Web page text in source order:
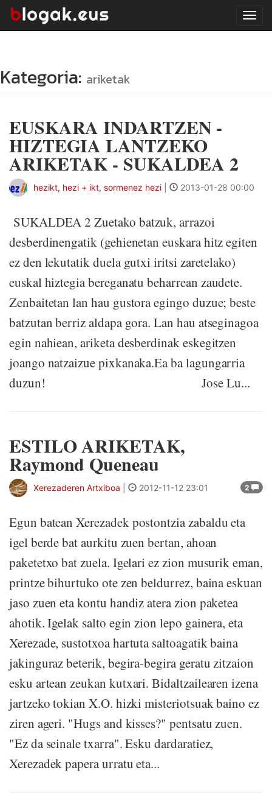
Kategoria: ariketak
EUSKARA INDARTZEN -
HIZTEGIA LANTZEKO
ARIKETAK - SUKALDEA 2
hezikt, hezi + ikt, sormenez hezi 2013-01-28 00:00
SUKALDEA 2 Zuetako batzuk, arrazoi
desberdinengatik (gehienetan euskara hitz egiten
ez den lekutatik duela gutxi iritsi zaretelako)
euskal hiztegia bereganatu beharrean zaudete.
Zenbaitetan lan hau gustora egingo duzue; beste
batzutan berriz aldapa gora. Lan hau atseginagoa
egin nahiean, ariketa desberdinak eskegitzen
joango natzaizue pixkanaka.Ea ba lagungarria
duzun! Jose Lu...
ESTILO ARIKETAK,
Raymond Queneau
2
Xerezaderen Artxiboa 2012-11-12 23:01
Egun batean Xerezadek postontzia zabaldu eta
igel berde bat aurkitu zuen bertan, ahoan
paketetxo bat zuela. Igelari ez zion musurik eman,
printze bihurtuko ote zen beldurrez, baina eskuan
jaso zuen eta kontu handiz atera zion paketea
ahotik. Igelak salto egin zion lepo gainera, eta
Xerezade, sustotxoa hartuta saltoagatik baina
jakinguraz beterik, begira-begira geratu zitzaion
esku artean zeukan kutxari. Bidaltzailearen izena
jartzeko tokian X.O. hizki misteriotsuak baino ez
ziren ageri. "Hugs and kisses?" pentsatu zuen.
"Ez da seinale txarra". Esku dardaratiez,
Xerezadek papera urratu eta...